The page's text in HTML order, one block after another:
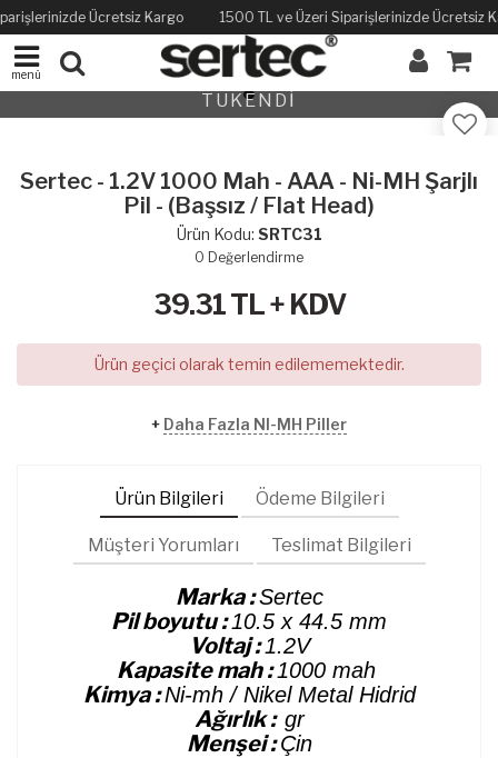
Ücretsiz Kargo 1500 TL ve Üzeri Siparişlerinizde Ücretsiz
menü
TÜKENDİ
Sertec - 1.2V 1000 Mah - AAA - Ni-MH Şarjlı
Pil - (Başsız / Flat Head)
Ürün Kodu: SRTC31
0 Değerlendirme
39.31TL + KDV
Ürün geçici olarak temin edilememektedir.
+ Daha Fazla NI-MH Piller
Ürün Bilgileri Ödeme Bilgileri
Müşteri Yorumları Teslimat Bilgileri
Marka :Sertec
Pil boyutu :10.5 x 44.5 mm
Voltaj :1.2V
Kapasite mah :1000 mah
Kimya :Ni-mh / Nikel Metal Hidrid
Ağırlık : gr
Menşei :Çin